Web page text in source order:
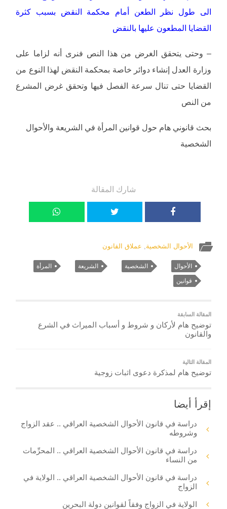
الى طول نظر الطعن أمام محكمة النقض بسبب كثرة
القضايا المطعون عليها بالنقض
– وحتى يتحقق الغرض من هذا النص فنرى أنه لزاما على
وزارة العدل إنشاء دوائر خاصة بمحكمة النقض لهذا النوع من
القضايا حتى تنال سرعة الفصل فيها وتحقق غرض المشرع
من النص
بحث قانوني هام حول قوانين المرأة في الشريعة والأحوال
الشخصية
شارك المقالة
الأحوال الشخصية عملاق القانون
الأحوال الشخصية الشريعة المرأة
قوانين
المقالة السابقة
توضيح هام لأركان و شروط و أسباب الميراث في الشرع
والقانون
المقالة التالية
توضيح هام لمذكرة دعوى اثبات زوجية
إقرأ أيضا
دراسة في قانون الأحوال الشخصية العراقي .. عقد الزواج
وشروطه
دراسة في قانون الأحوال الشخصية العراقي .. المحرِّمات
من النساء
دراسة في قانون الأحوال الشخصية العراقي .. الولاية في
الزواج
الولاية في الزواج وفقاً لقوانين دولة البحرين